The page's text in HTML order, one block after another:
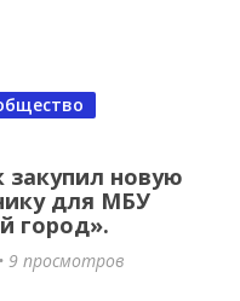
закупил новую
для МБУ
город».
9 просмотров